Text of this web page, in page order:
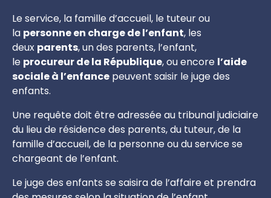
Le service, la famille d’accueil, le tuteur ou
la personne en charge de l’enfant, les
deux parents, un des parents, l’enfant,
le procureur de la République, ou encore l’aide
sociale à l’enfance peuvent saisir le juge des
enfants.
Une requête doit être adressée au tribunal judiciaire
du lieu de résidence des parents, du tuteur, de la
famille d’accueil, de la personne ou du service se
chargeant de l’enfant.
Le juge des enfants se saisira de l’affaire et prendra